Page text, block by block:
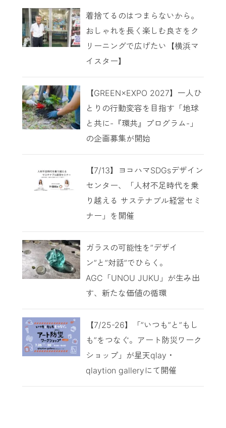
着捨てるのはつまらないから。
おしゃれを長く楽しむ良さをク
リーニングで広げたい【横浜マ
イスター】
【GREEN×EXPO 2027】一人ひ
とりの行動変容を目指す「地球
と共に-『環共』プログラム-」
の企画募集が開始
【7/13】ヨコハマSDGsデザイン
センター、「人材不足時代を乗
り越える サステナブル経営セミ
ナー」を開催
ガラスの可能性を”デザイ
ン”と”対話”でひらく。
AGC「UNOU JUKU」が生み出
す、新たな価値の循環
【7/25-26】「”いつも”と”もし
も”をつなぐ。アート防災ワーク
ショップ」が星天qlay・
qlaytion galleryにて開催